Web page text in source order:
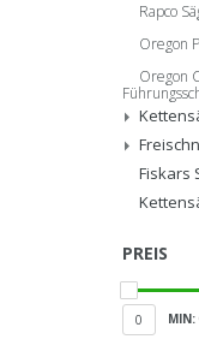
Rapco
Oregon
Oregon
Fiskars
PREIS
0 MIN: